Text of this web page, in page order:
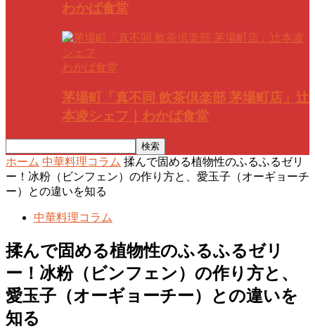
わかば食堂
わかば食堂
茅場町「真不同 飲茶倶楽部 茅場町店」辻
本凌シェフ｜わかば食堂
ホーム 中華料理コラム 揉んで固める植物性のふるふるゼリ
ー！冰粉（ビンフェン）の作り方と、愛玉子（オーギョーチ
ー）との違いを知る
中華料理コラム
揉んで固める植物性のふるふるゼリ
ー！冰粉（ビンフェン）の作り方と、
愛玉子（オーギョーチー）との違いを
知る